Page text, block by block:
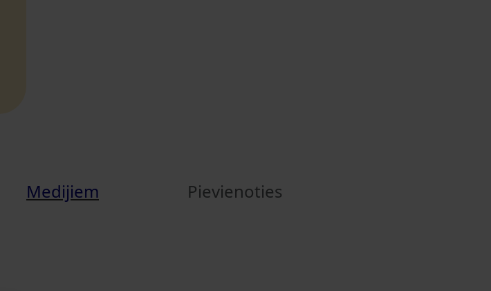
Medijiem Pievienoties